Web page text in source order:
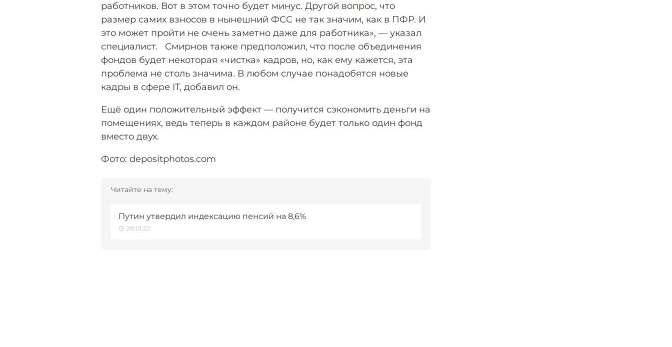
работников. Вот в этом точно будет минус. Другой вопрос, что
размер самих взносов в нынешний ФСС не так значим, как в ПФР. И
это может пройти не очень заметно даже для работника», — указал
специалист. Смирнов также предположил, что после объединения
фондов будет некоторая «чистка» кадров, но, как ему кажется, эта
проблема не столь значима. В любом случае понадобятся новые
кадры в сфере IT, добавил он.
Ещё один положительный эффект — получится сэкономить деньги на
помещениях, ведь теперь в каждом районе будет только один фонд
вместо двух.
Фото: depositphotos.com
Читайте на тему:
Путин утвердил индексацию пенсий на 8,6%
28.01.22